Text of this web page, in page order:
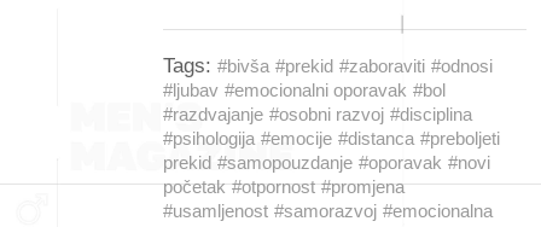
Tags: #bivša #prekid #zaboraviti #odnosi
#ljubav #emocionalni oporavak #bol
#razdvajanje #osobni razvoj #disciplina
#psihologija #emocije #distanca #preboljeti
prekid #samopouzdanje #oporavak #novi
početak #otpornost #promjena
#usamljenost #samorazvoj #emocionalna